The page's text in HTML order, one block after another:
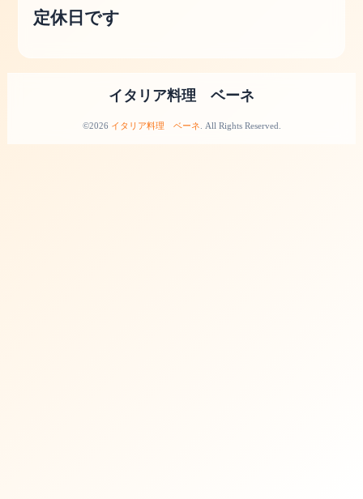
定休日です
イタリア料理 ベーネ
©2026 イタリア料理 ベーネ . All Rights Reserved.